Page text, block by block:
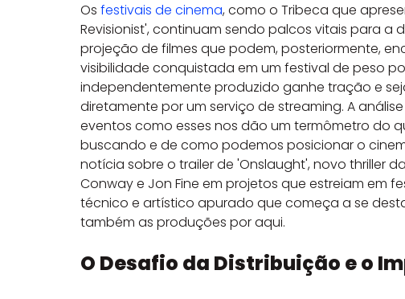
Os festivais de cinema, como o Tribeca que
Revisionist', continuam sendo palcos vitais para
projeção de filmes que podem, posteriormente,
visibilidade conquistada em um festival de peso
independentemente produzido ganhe tração e
diretamente por um serviço de streaming. A
eventos como esses nos dão um termômetro do
buscando e de como podemos posicionar o
notícia sobre o trailer de 'Onslaught', novo thriller
Conway e Jon Fine em projetos que estreiam em
técnico e artístico apurado que começa a se
também as produções por aqui.
O Desafio da Distribuição e o